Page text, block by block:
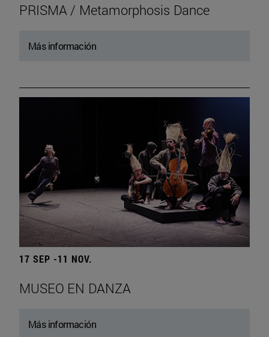
PRISMA / Metamorphosis Dance
Más información
17 SEP -11 NOV.
MUSEO EN DANZA
Más información